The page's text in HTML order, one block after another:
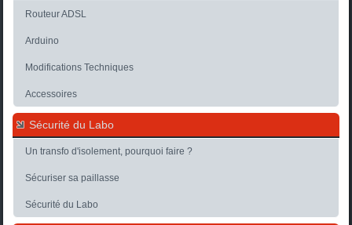
Routeur ADSL
Arduino
Modifications Techniques
Accessoires
Sécurité du Labo
Un transfo d'isolement, pourquoi faire ?
Sécuriser sa paillasse
Sécurité du Labo